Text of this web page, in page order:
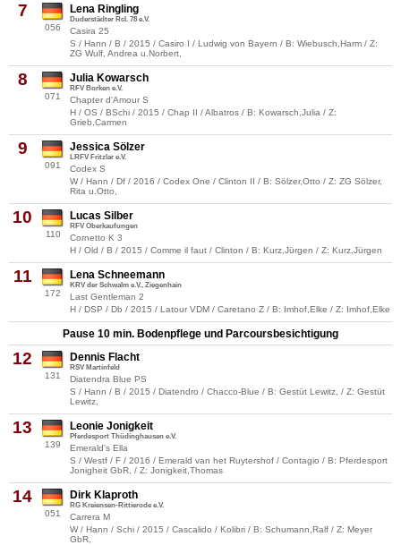
7
056
Lena Ringling
Duderstädter Rcl. 78 e.V.
Casira 25
S / Hann / B / 2015 / Casiro I / Ludwig von Bayern / B: Wiebusch,Harm / Z:
ZG Wulf, Andrea u.Norbert,
8
071
Julia Kowarsch
RFV Borken e.V.
Chapter d'Amour S
H / OS / BSchi / 2015 / Chap II / Albatros / B: Kowarsch,Julia / Z:
Grieb,Carmen
9
091
Jessica Sölzer
LRFV Fritzlar e.V.
Codex S
W / Hann / Df / 2016 / Codex One / Clinton II / B: Sölzer,Otto / Z: ZG Sölzer,
Rita u.Otto,
10
110
Lucas Silber
RFV Oberkaufungen
Cornetto K 3
H / Old / B / 2015 / Comme il faut / Clinton / B: Kurz,Jürgen / Z: Kurz,Jürgen
11
172
Lena Schneemann
KRV der Schwalm e.V., Ziegenhain
Last Gentleman 2
H / DSP / Db / 2015 / Latour VDM / Caretano Z / B: Imhof,Elke / Z: Imhof,Elke
Pause 10 min. Bodenpflege und Parcoursbesichtigung
12
131
Dennis Flacht
RSV Martinfeld
Diatendra Blue PS
S / Hann / B / 2015 / Diatendro / Chacco-Blue / B: Gestüt Lewitz, / Z: Gestüt
Lewitz,
13
139
Leonie Jonigkeit
Pferdesport Thüdinghausen e.V.
Emerald's Ella
S / Westf / F / 2016 / Emerald van het Ruytershof / Contagio / B: Pferdesport
Jonigheit GbR, / Z: Jonigkeit,Thomas
14
051
Dirk Klaproth
RG Kreiensen-Rittierode e.V.
Carrera M
W / Hann / Schi / 2015 / Cascalido / Kolibri / B: Schumann,Ralf / Z: Meyer
GbR,